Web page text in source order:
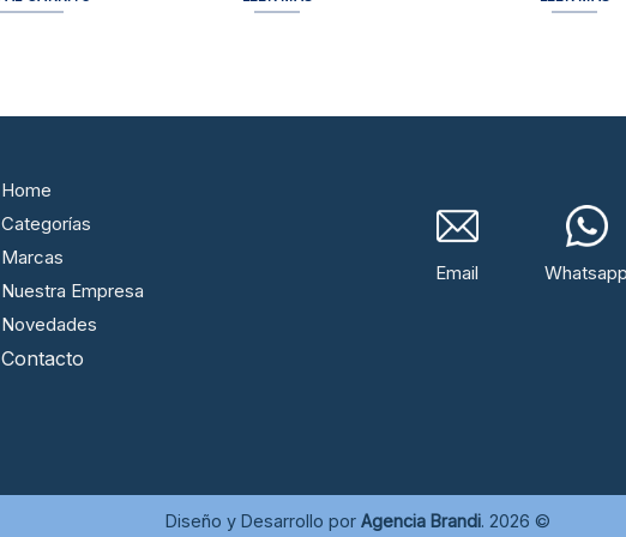
Home
Categorías
Marcas
Nuestra Empresa
Novedades
Contacto
Email
Diseño y Desarrollo por Agencia Brandi. 2026 ©